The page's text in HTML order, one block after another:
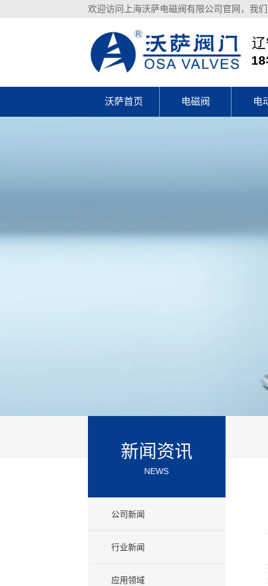
欢迎访问上海沃萨电磁阀有限公司官网，我
沃萨首页 电磁阀 电
新闻资讯
NEWS
公司新闻
行业新闻
应用领域